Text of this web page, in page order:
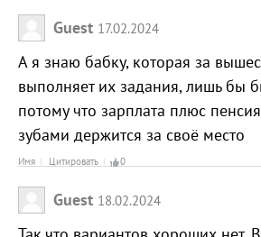
Guest 17.02.2024
А я знаю бабку, которая за
выполняет их задания, лишь бы
потому что зарплата плюс
зубами держится за своё место
Имя Цитировать 0
Guest 18.02.2024